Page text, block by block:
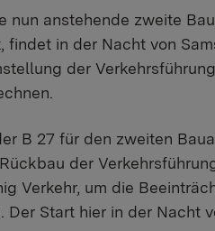
nun anstehende zweite
in der Nacht von
der
B 27 für den zweiten
der
Verkehr, um die
Start hier in der Nacht